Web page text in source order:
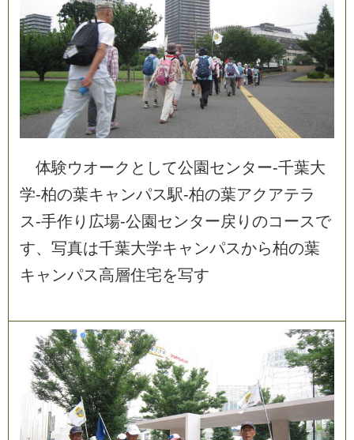
体験ウオーク と して公園センター-千葉大
学-柏の葉キ ャ ンパス駅-柏の葉アク アテラ
ス-手作り 広場-公園センター戻 り のコ ースで
す、 写真は千葉大学キ ャ ンパスから柏の葉
キ ャ ンパス高層住宅を写す